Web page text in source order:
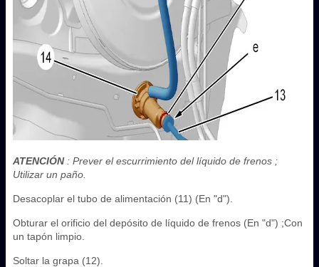
ATENCIÓN: Prever el escurrimiento del líquido de frenos ;
Utilizar un paño.
Desacoplar el tubo de alimentación (11) (En "d").
Obturar el orificio del depósito de líquido de frenos (En "d") ;Con
un tapón limpio.
Soltar la grapa (12).